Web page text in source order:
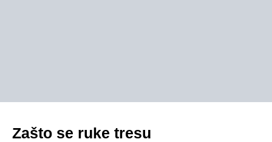
Zašto se ruke tresu